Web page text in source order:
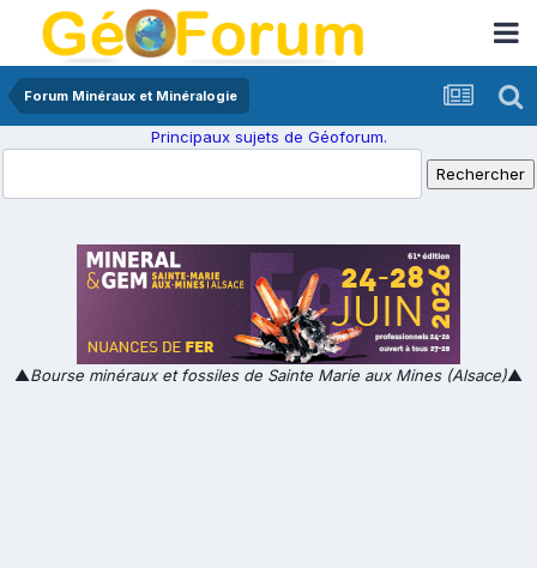
Forum Minéraux et Minéralogie
Principaux sujets de Géoforum.
▲Bourse minéraux et fossiles de Sainte Marie aux Mines (Alsace)▲